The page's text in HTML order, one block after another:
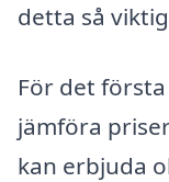
detta så
För det
jämföra
kan erbjuda